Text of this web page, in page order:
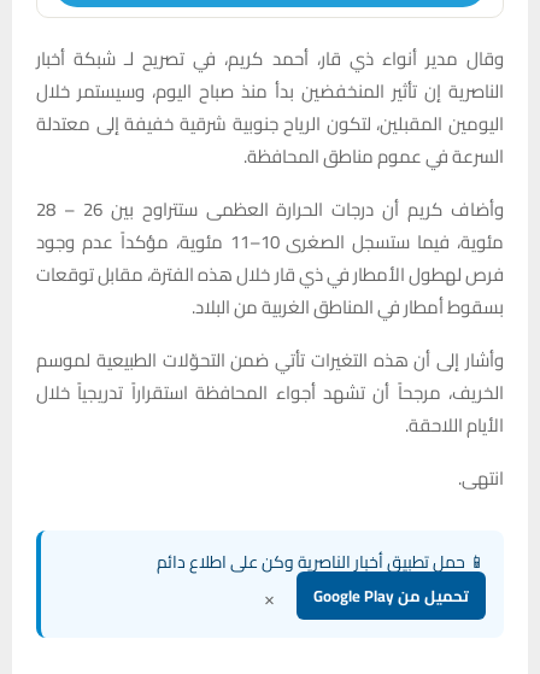
وقال مدير أنواء ذي قار، أحمد كريم، في تصريح لـ شبكة أخبار
الناصرية إن تأثير المنخفضين بدأ منذ صباح اليوم، وسيستمر خلال
اليومين المقبلين، لتكون الرياح جنوبية شرقية خفيفة إلى معتدلة
السرعة في عموم مناطق المحافظة.
وأضاف كريم أن درجات الحرارة العظمى ستتراوح بين 26 – 28
مئوية، فيما ستسجل الصغرى 10–11 مئوية، مؤكداً عدم وجود
فرص لهطول الأمطار في ذي قار خلال هذه الفترة، مقابل توقعات
بسقوط أمطار في المناطق الغربية من البلاد.
وأشار إلى أن هذه التغيرات تأتي ضمن التحوّلات الطبيعية لموسم
الخريف، مرجحاً أن تشهد أجواء المحافظة استقراراً تدريجياً خلال
الأيام اللاحقة.
انتهى.
📱 حمل تطبيق أخبار الناصرية وكن على اطلاع دائم
تحميل من Google Play ×